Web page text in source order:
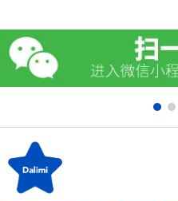
益智学习玩具
户外及运动产品
模仿，化妆及造型系列